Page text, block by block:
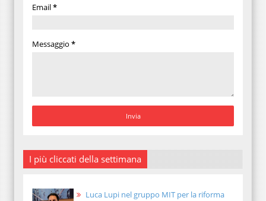
Email*
Messaggio *
I più cliccati della settimana
Luca Lupi nel gruppo MIT per la riforma